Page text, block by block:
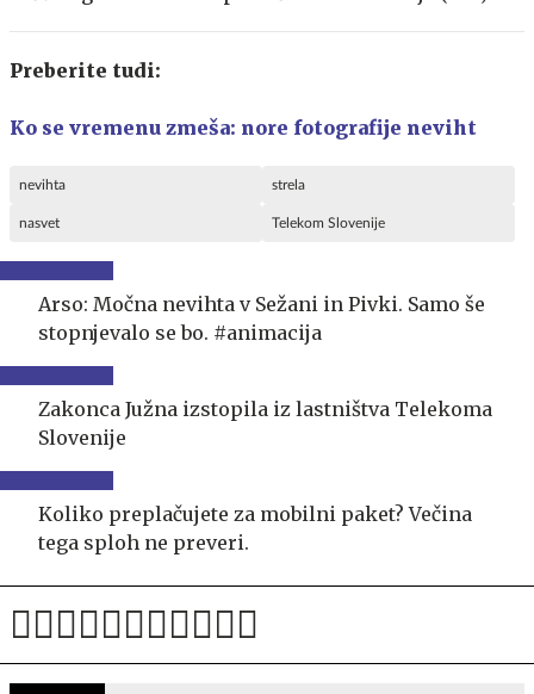
Preberite tudi:
Ko se vremenu zmeša: nore fotografije neviht
nevihta strela
nasvet Telekom Slovenije
Arso: Močna nevihta v Sežani in Pivki. Samo še
stopnjevalo se bo. #animacija
Zakonca Južna izstopila iz lastništva Telekoma
Slovenije
Koliko preplačujete za mobilni paket? Večina
tega sploh ne preveri.